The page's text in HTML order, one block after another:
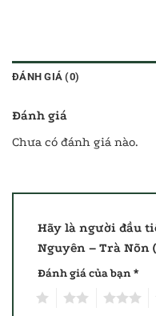
ĐÁNH GIÁ (0)
Đánh giá
Chưa có đánh giá nào.
Hãy là người đầu
Nguyên – Trà Nõn
Đánh giá của bạn*